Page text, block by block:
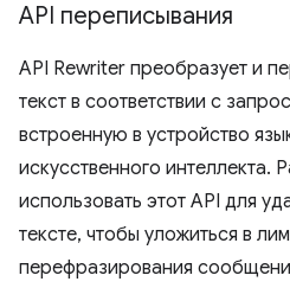
API переписывания
API Rewriter преобразует и
текст в соответствии с
встроенную в устройство
искусственного интеллекта.
использовать этот API для
тексте, чтобы уложиться в
перефразирования